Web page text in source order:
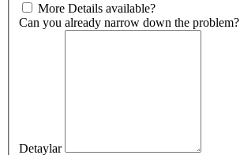
More Details available?
Can you already narrow down the problem?
Detaylar